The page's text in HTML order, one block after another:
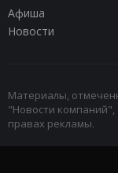
Афиша
Новости
Материалы,
"Новости
правах рекламы.